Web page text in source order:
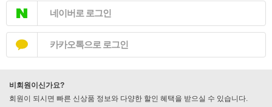
네이버로 로그인
카카오톡으로 로그인
비회원이신가요?
회원이 되시면 빠른 신상품 정보와 다양한 할인 혜택을 받으실 수 있습니다.